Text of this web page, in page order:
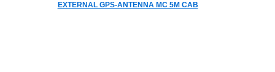
EXTERNAL GPS-ANTENNA MC 5M CAB